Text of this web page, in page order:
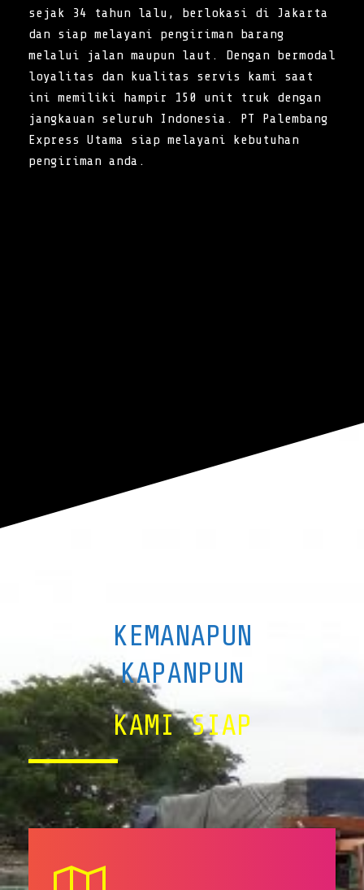
sejak 34 tahun lalu, berlokasi di Jakarta
dan siap melayani pengiriman barang
melalui jalan maupun laut. Dengan bermodal
loyalitas dan kualitas servis kami saat
ini memiliki hampir 150 unit truk dengan
jangkauan seluruh Indonesia. PT Palembang
Express Utama siap melayani kebutuhan
pengiriman anda.
KEMANAPUN
KAPANPUN
KAMI SIAP